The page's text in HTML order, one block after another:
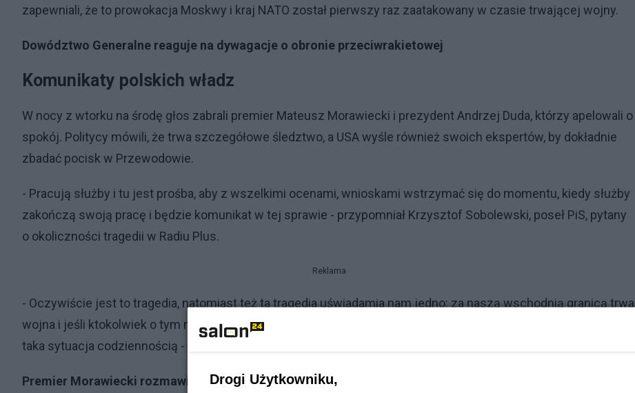
zapewniali, że to prowokacja Moskwy i kraj NATO został pierwszy raz zaatakowany w czasie trwającej wojny.
Dowództwo Generalne reaguje na dywagacje o obronie przeciwrakietowej
Komunikaty polskich władz
W nocy z wtorku na środę głos zabrali premier Mateusz Morawiecki i prezydent Andrzej Duda, którzy apelowali o
spokój. Politycy mówili, że trwa szczegółowe śledztwo, a USA wyśle również swoich ekspertów, by dokładnie
zbadać pocisk w Przewodowie.
- Pracują służby i tu jest prośba, aby z wszelkimi ocenami, wnioskami wstrzymać się do momentu, kiedy służby
zakończą swoją pracę i będzie komunikat w tej sprawie - przypomniał Krzysztof Sobolewski, poseł PiS, pytany
o okoliczności tragedii w Radiu Plus.
Reklama
- Oczywiście jest to tragedia, natomiast też ta tragedia uświadamia nam jedno: za naszą wschodnią granicą trwa
wojna i jeśli ktokolwiek o tym na chwilę chociaż zapomniał, to ta sytuacja pokazuje, że tam trwa wojna i tam jest
taka sytuacja codziennością - dodał.
Premier Morawiecki rozmawiał z szefem rządu Ukrainy. Temat musiał być jeden
Drogi Użytkowniku,